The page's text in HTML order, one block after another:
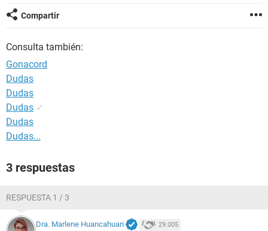
Compartir
Consulta también:
Gonacord
Dudas
Dudas
Dudas ✓
Dudas
Dudas...
3 respuestas
RESPUESTA 1 / 3
Dra. Marlene Huancahuari 29.005